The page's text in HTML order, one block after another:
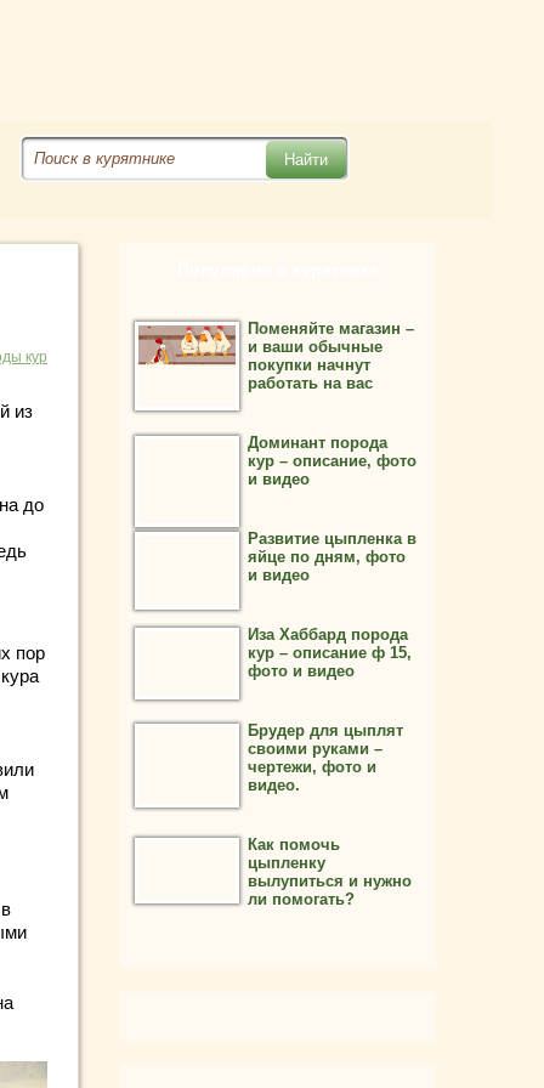
кур
из
до
пор
Поменяйте магазин –
и ваши обычные
покупки начнут
работать на вас
Доминант порода
кур – описание, фото
и видео
Развитие цыпленка в
яйце по дням, фото
и видео
Иза Хаббард порода
кур – описание ф 15,
фото и видео
Брудер для цыплят
своими руками –
чертежи, фото и
видео.
Как помочь
цыпленку
вылупиться и нужно
ли помогать?